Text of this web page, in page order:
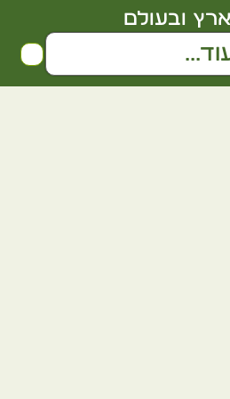
ובעולם